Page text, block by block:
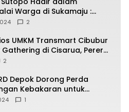
Warga di Sukamaju :
Kolaborasi dan
2
UMKM Transmart Cibubur
di Cisarua, Pererat
Kekompakan
2
Depok Dorong Perda
Kebakaran untuk
Warga1